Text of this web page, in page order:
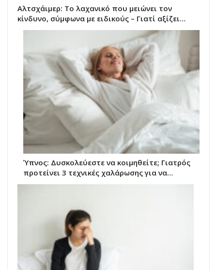
Αλτσχάιμερ: Το λαχανικό που μειώνει τον
κίνδυνο, σύμφωνα με ειδικούς – Γιατί αξίζει…
Ύπνος: Δυσκολεύεστε να κοιμηθείτε; Γιατρός
προτείνει 3 τεχνικές χαλάρωσης για να…